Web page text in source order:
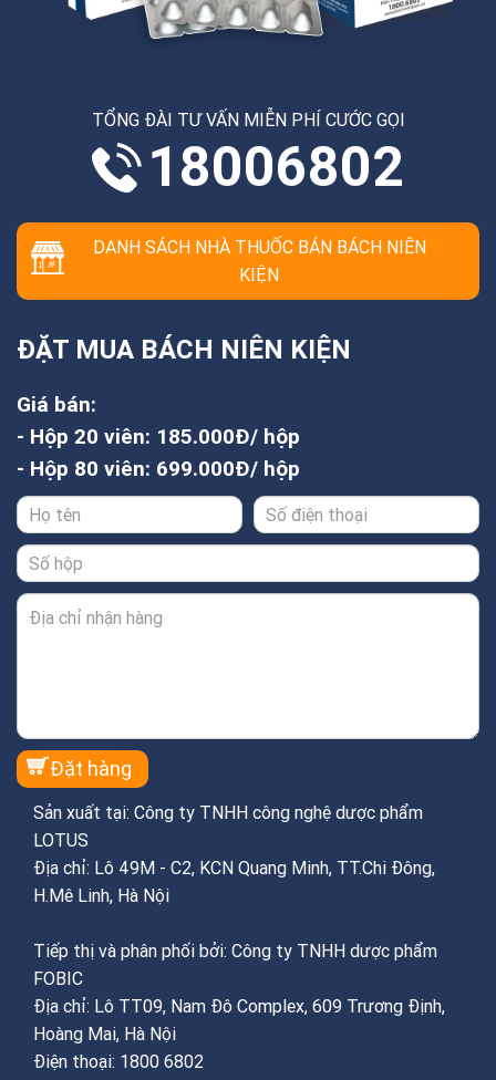
TỔNG ĐÀI TƯ VẤN MIỄN PHÍ CƯỚC GỌI
18006802
DANH SÁCH NHÀ THUỐC BÁN BÁCH NIÊN
KIỆN
ĐẶT MUA BÁCH NIÊN KIỆN
Giá bán:
- Hộp 20 viên: 185.000Đ/ hộp
- Hộp 80 viên: 699.000Đ/ hộp
Sản xuất tại: Công ty TNHH công nghệ dược phẩm
LOTUS
Địa chỉ: Lô 49M - C2, KCN Quang Minh, TT.Chi Đông,
H.Mê Linh, Hà Nội
Tiếp thị và phân phối bởi: Công ty TNHH dược phẩm
FOBIC
Địa chỉ: Lô TT09, Nam Đô Complex, 609 Trương Định,
Hoàng Mai, Hà Nội
Điện thoại: 1800 6802